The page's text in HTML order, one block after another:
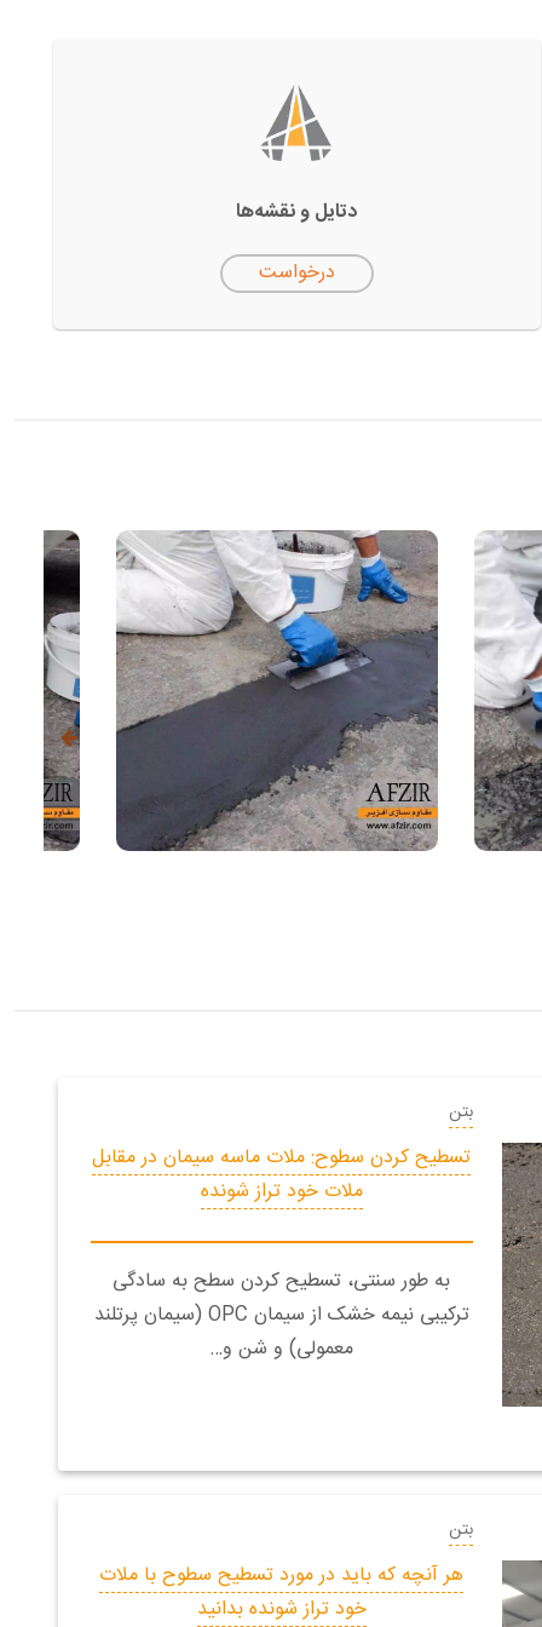
دتایل‌ و نقشه‌ها
درخواست
بتن
تسطیح کردن سطوح: ملات ماسه سیمان در مقابل
ملات خود تراز شونده
به طور سنتی، تسطیح‌ کردن سطح به سادگی
ترکیبی نیمه خشک از سیمان OPC (سیمان پرتلند
معمولی) و شن و…
بتن
هر آنچه که باید در مورد تسطیح سطوح با ملات
خود تراز شونده بدانید